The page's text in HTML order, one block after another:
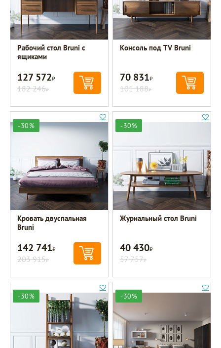
Рабочий стол Bruni с
ящиками
127 572Р
182 246Р
Консоль под TV Bruni
70 831Р
101 188Р
-30%
Кровать двуспальная
Bruni
142 741Р
203 915Р
-30%
Журнальный стол Bruni
40 430Р
57 757Р
-30% -30%